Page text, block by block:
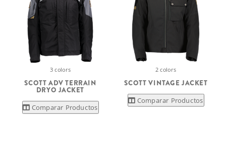
3 colors
SCOTT ADV TERRAIN
DRYO JACKET
Comparar Productos
2 colors
SCOTT VINTAGE JACKET
Comparar Productos